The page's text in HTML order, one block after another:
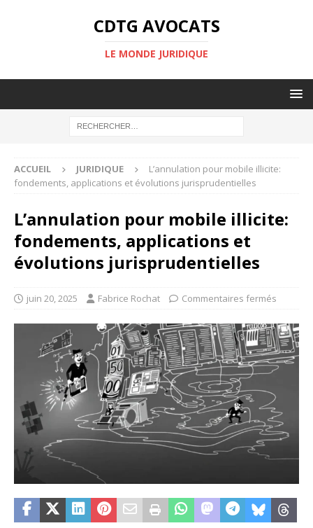
CDTG AVOCATS
LE MONDE JURIDIQUE
ACCUEIL JURIDIQUE
L’annulation pour mobile illicite:
fondements, applications et évolutions jurisprudentielles
L’annulation pour mobile illicite:
fondements, applications et
évolutions jurisprudentielles
juin 20, 2025 Fabrice Rochat Commentaires fermés